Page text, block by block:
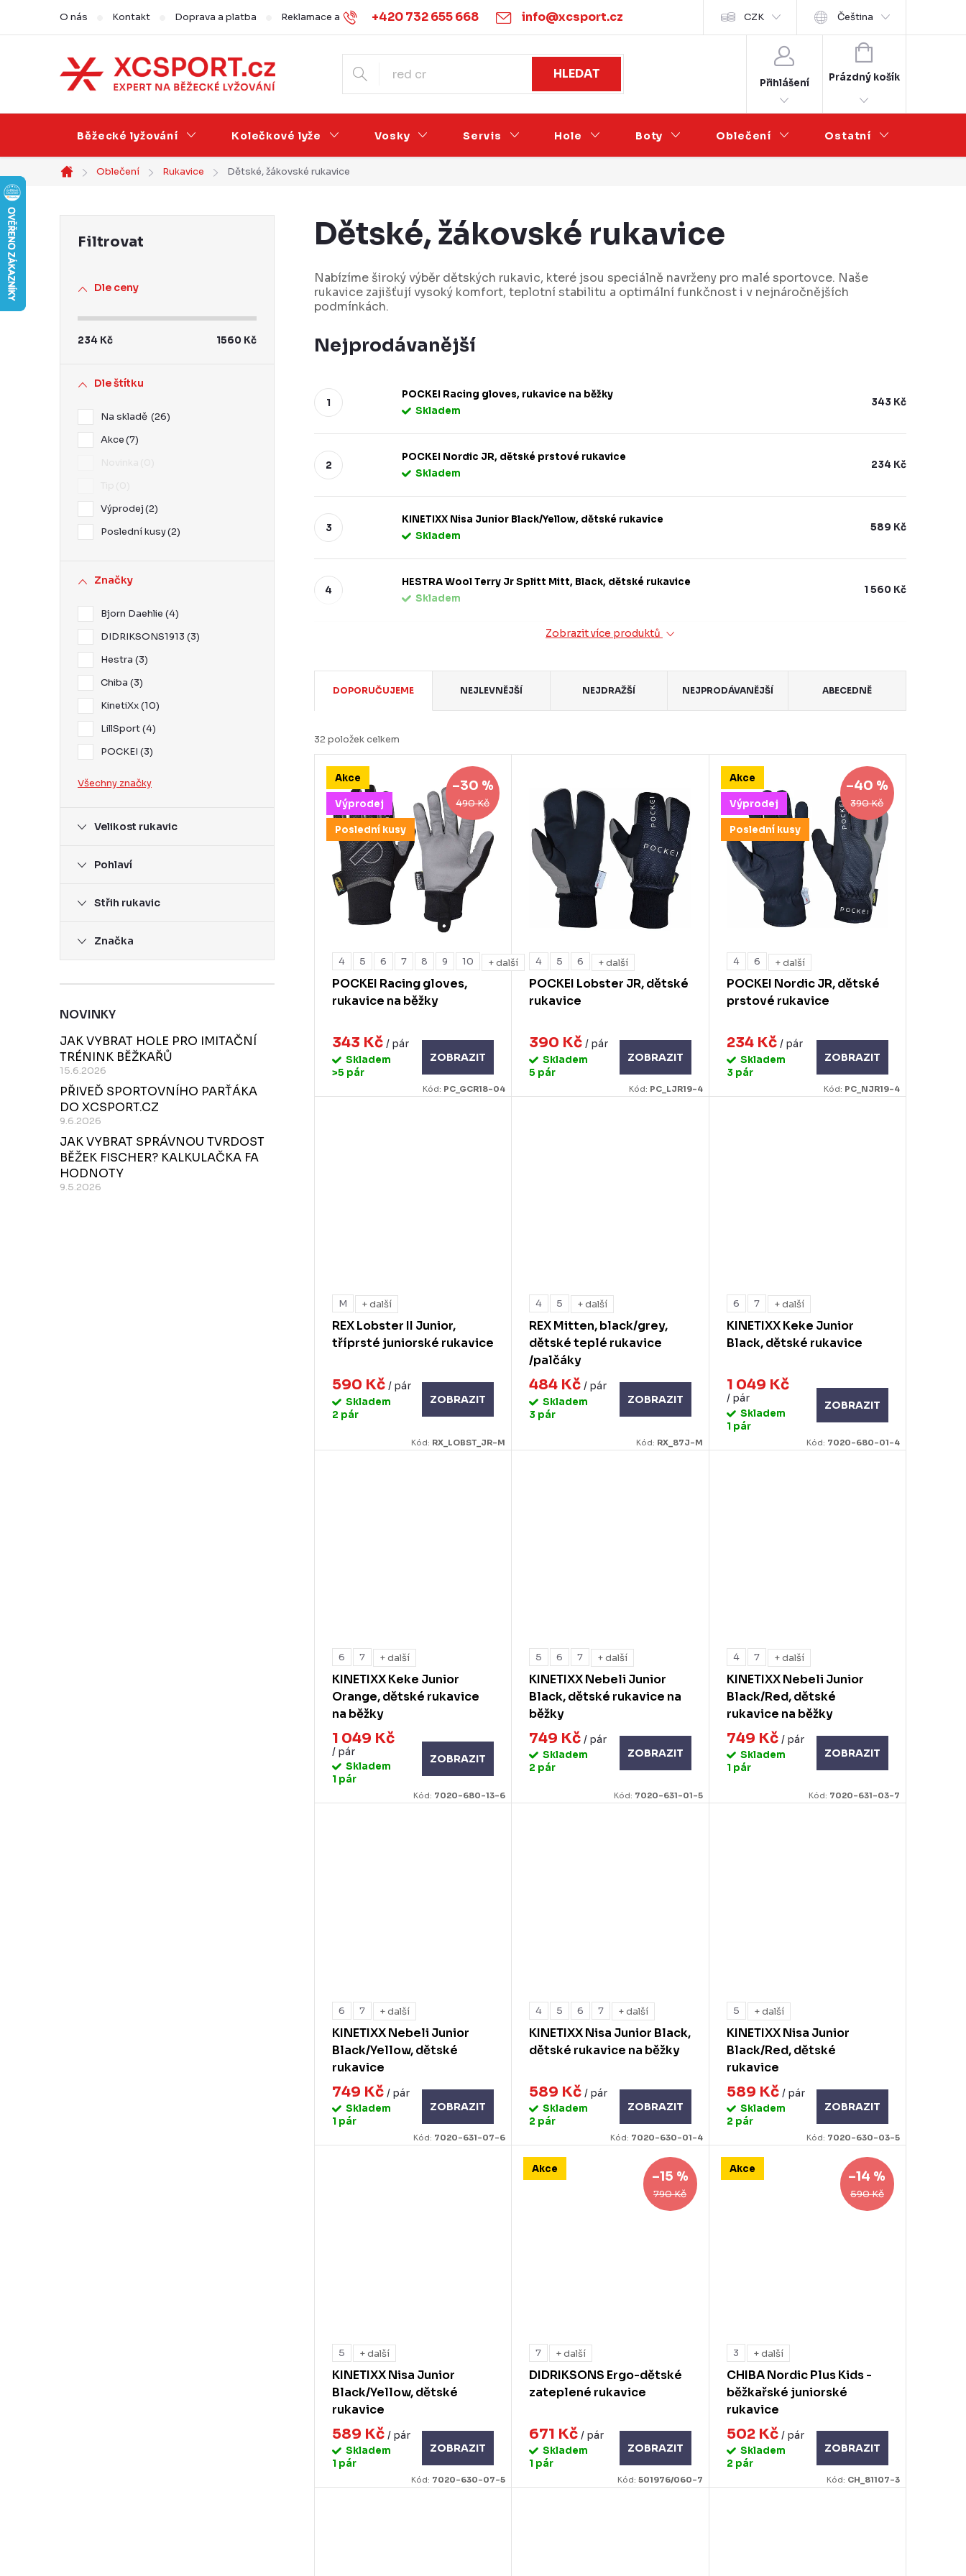
obsah
+420 732 655 668 info@xcsport.cz
O nás Kontakt Doprava a platba Reklamace a vrácení Obchodní podmínky Ochrana osobních údajů Velkoobchod CZK Čeština
HLEDAT
Přihlášení
NÁKUPNÍ
KOŠÍK
Prázdný košík
Běžecké lyžování Kolečkové lyže Vosky Servis Hole Boty Oblečení Ostatní
Domů
Oblečení Rukavice Dětské, žákovské rukavice
Dle ceny
234 Kč 1560 Kč
Dle štítku
Na skladě 26
Akce 7
Výprodej 2
Poslední kusy 2
Značky
Bjorn Daehlie 4
DIDRIKSONS1913 3
Hestra 3
Chiba 3
KinetiXx 10
LillSport 4
POCKEI 3
Všechny značky
Velikost rukavic
Pohlaví
Střih rukavic
Značka
NOVINKY
JAK VYBRAT HOLE PRO IMITAČNÍ
TRÉNINK BĚŽKAŘŮ
15.6.2026
PŘIVEĎ SPORTOVNÍHO PARŤÁKA
DO XCSPORT.CZ
9.6.2026
JAK VYBRAT SPRÁVNOU TVRDOST
BĚŽEK FISCHER? KALKULAČKA FA
HODNOTY
9.5.2026
Dětské, žákovské rukavice
Nabízíme široký výběr dětských rukavic, které jsou speciálně navrženy pro malé sportovce. Naše
rukavice zajišťují vysoký komfort, teplotní stabilitu a optimální funkčnost i v nejnáročnějších
podmínkách.
Nejprodávanější
POCKEI Racing gloves, rukavice na běžky
Skladem
343 Kč
POCKEI Nordic JR, dětské prstové rukavice
Skladem
234 Kč
KINETIXX Nisa Junior Black/Yellow, dětské rukavice
Skladem
589 Kč
HESTRA Wool Terry Jr Splitt Mitt, Black, dětské rukavice
Skladem
1 560 Kč
Zobrazit více produktů
a
z
e
p
DOPORUČUJEME NEJLEVNĚJŠÍ NEJDRAŽŠÍ NEJPRODÁVANĚJŠÍ ABECEDNĚ
32 položek celkem
V
p
Akce
Výprodej
Poslední kusy
490 Kč
–30 %
4 5 6 7 8 9 10 + další
POCKEI Racing gloves,
rukavice na běžky
343 Kč / pár
Skladem
>5 pár
ZOBRAZIT
Kód: PC_GCR18-04
4 5 6 + další
POCKEI Lobster JR, dětské
rukavice
390 Kč/ pár
Skladem
5 pár
ZOBRAZIT
Kód: PC_LJR19-4
Akce
Výprodej
Poslední kusy
390 Kč
–40 %
4 6 + další
POCKEI Nordic JR, dětské
prstové rukavice
234 Kč / pár
Skladem
3 pár
ZOBRAZIT
Kód: PC_NJR19-4
M + další
REX Lobster II Junior,
tříprsté juniorské rukavice
590 Kč / pár
Skladem
2 pár
ZOBRAZIT
Kód: RX_LOBST_JR-M
4 5 + další
REX Mitten, black/grey,
dětské teplé rukavice
/palčáky
484 Kč/ pár
Skladem
3 pár
ZOBRAZIT
Kód: RX_87J-M
6 7 + další
KINETIXX Keke Junior
Black, dětské rukavice
1 049 Kč
/ pár
Skladem
1 pár
ZOBRAZIT
Kód: 7020-680-01-4
6 7 + další
KINETIXX Keke Junior
Orange, dětské rukavice
na běžky
1 049 Kč
/ pár
Skladem
1 pár
ZOBRAZIT
Kód: 7020-680-13-6
5 6 7 + další
KINETIXX Nebeli Junior
Black, dětské rukavice na
běžky
749 Kč/ pár
Skladem
2 pár
ZOBRAZIT
Kód: 7020-631-01-5
4 7 + další
KINETIXX Nebeli Junior
Black/Red, dětské
rukavice na běžky
749 Kč / pár
Skladem
1 pár
ZOBRAZIT
Kód: 7020-631-03-7
6 7 + další
KINETIXX Nebeli Junior
Black/Yellow, dětské
rukavice
749 Kč / pár
Skladem
1 pár
ZOBRAZIT
Kód: 7020-631-07-6
4 5 6 7 + další
KINETIXX Nisa Junior Black,
dětské rukavice na běžky
589 Kč/ pár
Skladem
2 pár
ZOBRAZIT
Kód: 7020-630-01-4
5 + další
KINETIXX Nisa Junior
Black/Red, dětské
rukavice
589 Kč / pár
Skladem
2 pár
ZOBRAZIT
Kód: 7020-630-03-5
5 + další
KINETIXX Nisa Junior
Black/Yellow, dětské
rukavice
589 Kč / pár
Skladem
1 pár
ZOBRAZIT
Kód: 7020-630-07-5
Akce
790 Kč
–15 %
7 + další
DIDRIKSONS Ergo-dětské
zateplené rukavice
671 Kč/ pár
Skladem
1 pár
ZOBRAZIT
Kód: 501976/060-7
Akce
590 Kč
–14 %
3 + další
CHIBA Nordic Plus Kids -
běžkařské juniorské
rukavice
502 Kč / pár
Skladem
2 pár
ZOBRAZIT
Kód: CH_81107-3